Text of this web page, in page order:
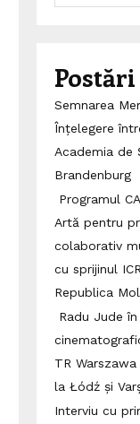
Semnarea
Înțelegere
Academia de
Brandenburg
Programul
Artă pentru
colaborativ
cu sprijinul
Republica
Radu Jude
TR
la Łódź și
Interviu cu